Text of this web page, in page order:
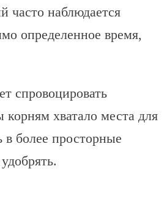
часто наблюдается
определенное время,
спровоцировать
хватало места для
в более просторные